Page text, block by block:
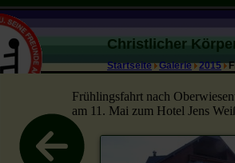
Christlicher
Startseite Galerie 2015
Frühlingsfahrt nach
am 11. Mai zum Hotel Jens